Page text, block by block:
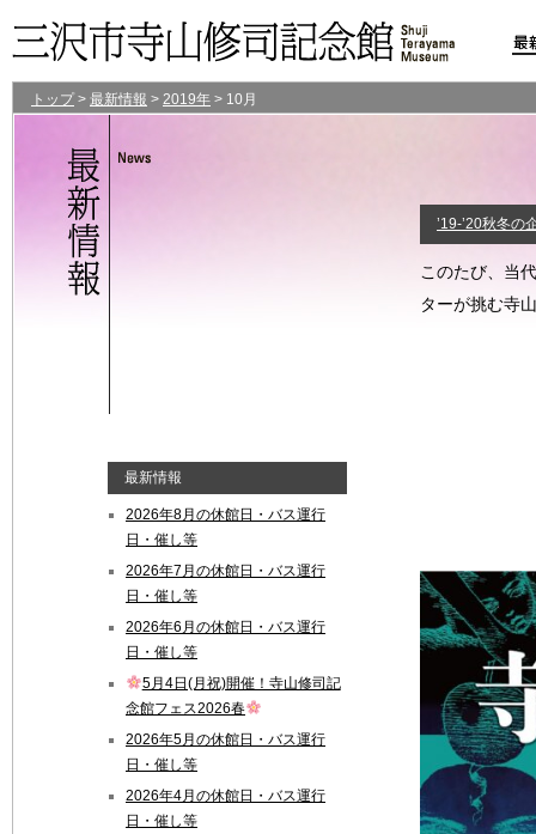
トップ > 最新情報 > 2019年 > 10月
’19-’20秋冬
このたび、当
ターが挑む寺
最新情報
2026年8月の休館日・バス運行
日・催し等
2026年7月の休館日・バス運行
日・催し等
2026年6月の休館日・バス運行
日・催し等
5月4日(月祝)開催！寺山修司記
念館フェス2026春
2026年5月の休館日・バス運行
日・催し等
2026年4月の休館日・バス運行
日・催し等